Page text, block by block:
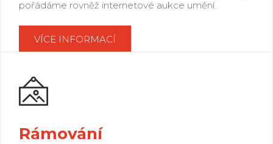
pořádáme rovněž internetové aukce umění.
VÍCE INFORMACÍ
Rámování